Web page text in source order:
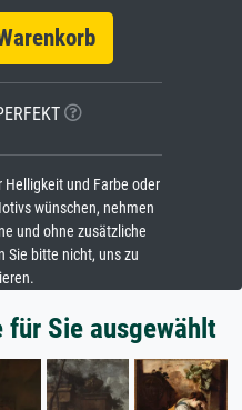
Helligkeit und Farbe oder
wünschen, nehmen
und ohne zusätzliche
Sie bitte nicht, uns zu
für Sie ausgewählt